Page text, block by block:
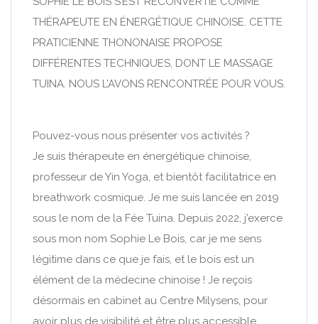
THÉRAPEUTE EN ÉNERGÉTIQUE CHINOISE. CETTE
PRATICIENNE THONONAISE PROPOSE
DIFFÉRENTES TECHNIQUES, DONT LE MASSAGE
TUINA. NOUS L’AVONS RENCONTRÉE POUR VOUS.
Pouvez-vous nous présenter vos activités ?
Je suis thérapeute en énergétique chinoise,
professeur de Yin Yoga, et bientôt facilitatrice en
breathwork cosmique. Je me suis lancée en 2019
sous le nom de la Fée Tuina. Depuis 2022, j’exerce
sous mon nom Sophie Le Bois, car je me sens
légitime dans ce que je fais, et le bois est un
élément de la médecine chinoise ! Je reçois
désormais en cabinet au Centre Milysens, pour
avoir plus de visibilité et être plus accessible.